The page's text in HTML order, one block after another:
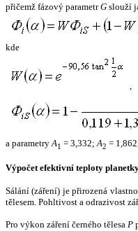
přičemž fázový parametrG slouží
kde
,
a parametryA1 = 3,332;A2 =
Výpočet efektivní teploty
Sálání (záření) je přirozená
tělesem. Pohltivost a odrazivost
Pro výkon záření černého tělesa P